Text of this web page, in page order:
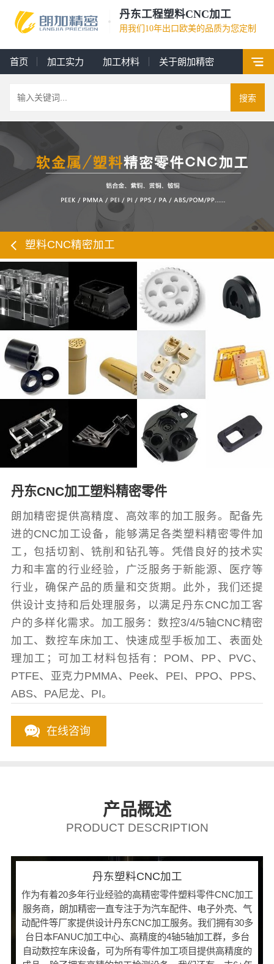
丹东工程塑料CNC加工
用我们10年出口欧美的品质为您定制
首页 加工实力 加工材料 关于朗加精密
搜索
塑料CNC精密加工
丹东CNC加工塑料精密零件
朗加精密提供高精度、高效率的加工服务。配备先
进的CNC加工设备，能够满足各类塑料精密零件加
工，包括切割、铣削和钻孔等。凭借良好的技术实
力和丰富的行业经验，广泛服务于新能源、医疗等
行业，确保产品的质量和交货期。此外，我们还提
供设计支持和后处理服务，以满足丹东CNC加工客
户的多样化需求。加工服务：数控3/4/5轴CNC精密
加工、数控车床加工、快速成型手板加工、表面处
理加工；可加工材料包括有：POM、PP、PVC、
PTFE、亚克力PMMA、Peek、PEI、PPO、PPS、
ABS、PA尼龙、PI。
在线咨询
产品概述
PRODUCT DESCRIPTION
丹东塑料CNC加工
作为有着20多年行业经验的高精密零件塑料零件CNC加工
服务商，朗加精密一直专注于为汽车配件、电子外壳、气
动配件等厂家提供设计丹东CNC加工服务。我们拥有30多
台日本FANUC加工中心、高精度的4轴5轴加工群，多台
自动数控车床设备，可为所有零件加工项目提供高精度的